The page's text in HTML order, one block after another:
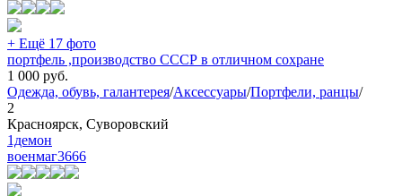
+ Ещё 17 фото
портфель ,производство СССР в отличном сохране
1 000 руб.
Одежда, обувь, галантерея/Аксессуары/Портфели, ранцы/
2
Красноярск, Суворовский
1демон
военмаг3666